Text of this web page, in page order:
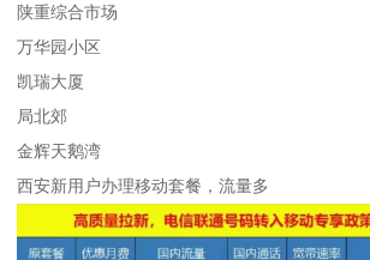
陕重综合市场
万华园小区
凯瑞大厦
局北郊
金辉天鹅湾
西安新用户办理移动套餐，流量多